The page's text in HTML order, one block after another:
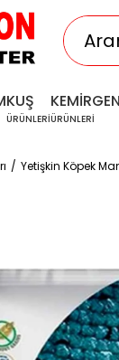
KUŞ
ÜRÜNLERİ
KEMİRGEN
ÜRÜNLERİ
Yetişkin Köpek